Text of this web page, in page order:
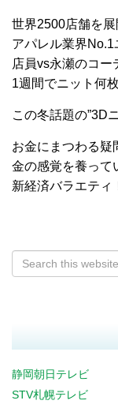
世界2500店舗を展
アパレル業界
店員vs永瀬のコー
1週間でニット何
この冬話題の”3D
お金にまつわる疑
金の感覚を養って
新経済バラエティ
静岡朝日テレビ
STV札幌テレビ